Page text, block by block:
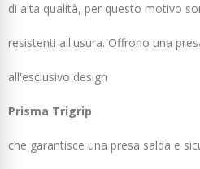
di alta qualità, per questo motivo
resistenti all'usura. Offrono una
all'esclusivo design
Prisma Trigrip
che garantisce una presa salda e